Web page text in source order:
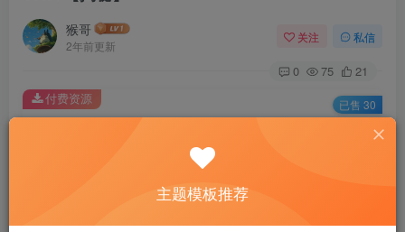
猴哥
2年前更新
关注 私信
0 75 21
此内容为付费资源，请付费后查看
￥9.9
付费资源 已售 30
主题模板推荐